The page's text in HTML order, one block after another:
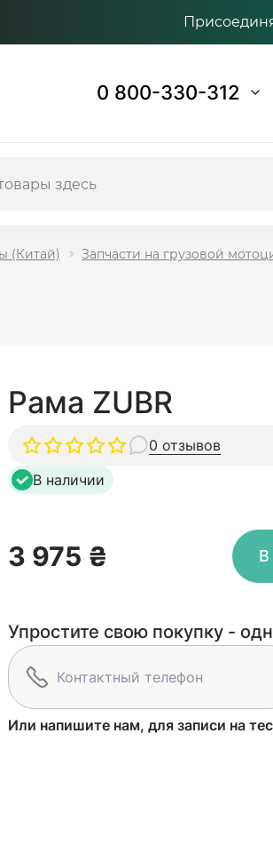
0 800-330-312
(Китай) Запчасти на грузовой
Рама ZUBR
0 отзывов
В наличии
3 975 ₴ В
Упростите свою покупку -
Или напишите нам, для записи на